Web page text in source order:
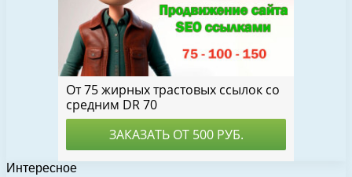
Интересное